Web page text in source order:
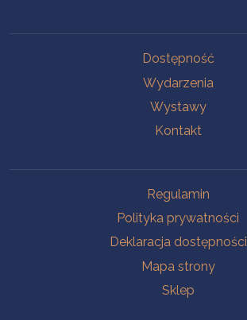
Dostępność
Wydarzenia
Wystawy
Kontakt
Regulamin
Polityka prywatności
Deklaracja dostępności
Mapa strony
Sklep